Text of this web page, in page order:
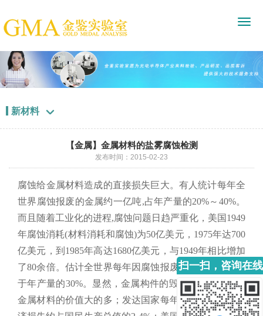
新材料 
【金属】金属材料的盐雾腐蚀检测
发布时间：2015-02-23
腐蚀给金属材料造成的直接损失巨大。有人统计每年全
世界腐蚀报废的金属约一亿吨,占年产量的20%～40%。
而且随着工业化的进程,腐蚀问题日趋严重化，美国1949
年腐蚀消耗(材料消耗和腐蚀)为50亿美元，1975年达700
亿美元，到1985年高达1680亿美元，与1949年相比增加
了80余倍。估计全世界每年因腐蚀报废的钢铁设备相当
于年产量的30%。显然，金属构件的毁坏，其价值远比
金属材料的价值大的多；发达国家每年因腐蚀造成的经
扫一扫，咨询在线
客服